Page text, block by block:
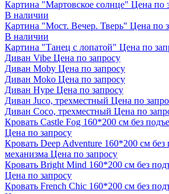
Картина "Мартовское солнце" Цена по
В наличии
Картина "Мост. Вечер. Тверь" Цена по
В наличии
Картина "Танец с лопатой" Цена по
Диван Vibe Цена по запросу
Диван Moby Цена по запросу
Диван Moko Цена по запросу
Диван Hype Цена по запросу
Диван Juco, трехместный Цена по
Диван Coco, трехместный Цена по
Кровать Castle Fog 160*200 см без
Цена по запросу
Кровать Deep Adventure 160*200 см без
механизма Цена по запросу
Кровать Bright Mind 160*200 см без
Цена по запросу
Кровать French Chic 160*200 см без